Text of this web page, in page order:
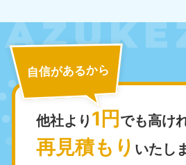
自信があるから
他社より 1円でも高け
再見積もり いたし
9:00〜19:00 年中無休 9:00
050-1881-5274
9:00〜19:00 年中無休
山形県
050-1881-5273
9:00〜19:00 年中無休 9:00